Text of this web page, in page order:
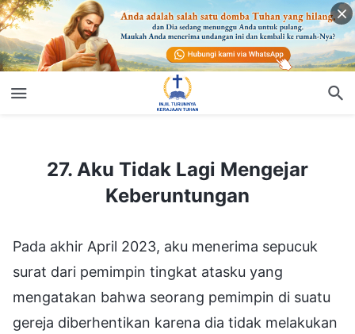
27. Aku Tidak Lagi Mengejar Keberuntungan
27. Aku Tidak Lagi Mengejar
Keberuntungan
Pada akhir April 2023, aku menerima sepucuk
surat dari pemimpin tingkat atasku yang
mengatakan bahwa seorang pemimpin di suatu
gereja diberhentikan karena dia tidak melakukan